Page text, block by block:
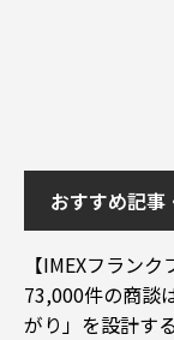
おすすめ記事
【IMEXフラン
73,000件の商談
がり」を設計す